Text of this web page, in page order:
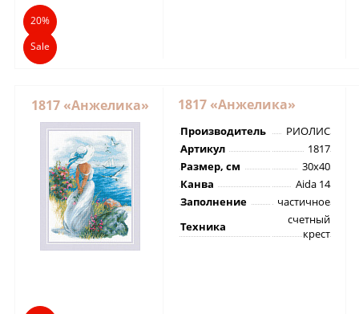
20%
Sale
1817 «Анжелика» 1817 «Анжелика»
Производитель
РИОЛИС
Артикул
1817
Размер, см
30х40
Канва
Aida 14
Заполнение
частичное
Техника
счетный
крест